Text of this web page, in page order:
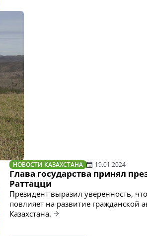
НОВОСТИ КАЗАХСТАНА 19.01.2024
Глава государства принял
Раттацци
Президент выразил уверенность,
повлияет на развитие гражданской
Казахстана.